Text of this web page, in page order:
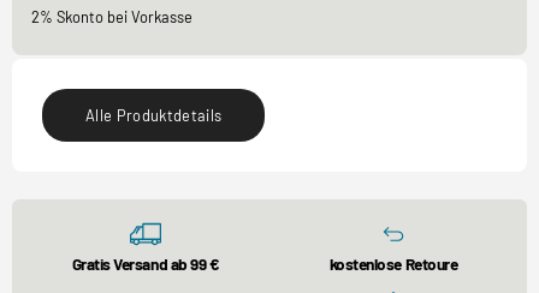
2% Skonto bei Vorkasse
Alle Produktdetails
Gratis Versand ab 99 € kostenlose Retoure